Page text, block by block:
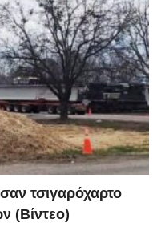
τσιγαρόχαρτο
(Βίντεο)